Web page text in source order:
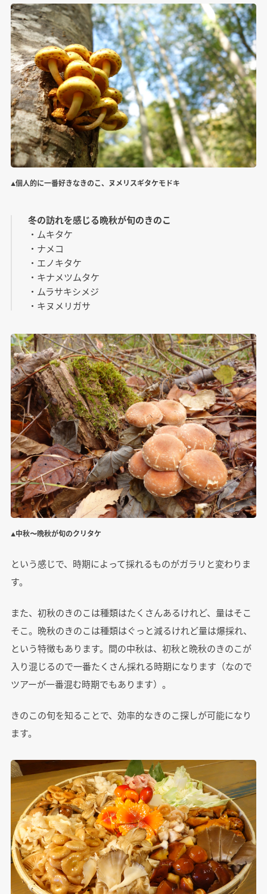
▲個人的に一番好きなきのこ、ヌメリスギタケモドキ
冬の訪れを感じる晩秋が旬のきのこ
・ムキタケ
・ナメコ
・エノキタケ
・キナメツムタケ
・ムラサキシメジ
・キヌメリガサ
▲中秋〜晩秋が旬のクリタケ
という感じで、時期によって採れるものがガラリと変わりま
す。
また、初秋のきのこは種類はたくさんあるけれど、量はそこ
そこ。晩秋のきのこは種類はぐっと減るけれど量は爆採れ、
という特徴もあります。間の中秋は、初秋と晩秋のきのこが
入り混じるので一番たくさん採れる時期になります（なので
ツアーが一番混む時期でもあります）。
きのこの旬を知ることで、効率的なきのこ探しが可能になり
ます。